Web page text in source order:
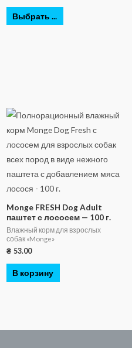
Выбрать ...
Monge FRESH Dog Adult
паштет с лососем — 100 г.
Влажный корм для взрослых
собак «Monge»
₴ 53.00
В корзину